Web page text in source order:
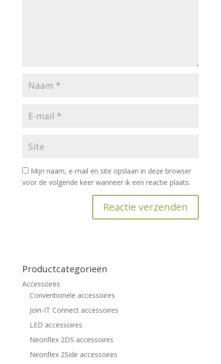
Mijn naam, e-mail en site opslaan in deze browser
voor de volgende keer wanneer ik een reactie plaats.
Productcategorieën
Accessoires
Conventionele accessoires
Join-IT Connect accessoires
LED accessoires
Neonflex 2DS accessoires
Neonflex 2Side accessoires